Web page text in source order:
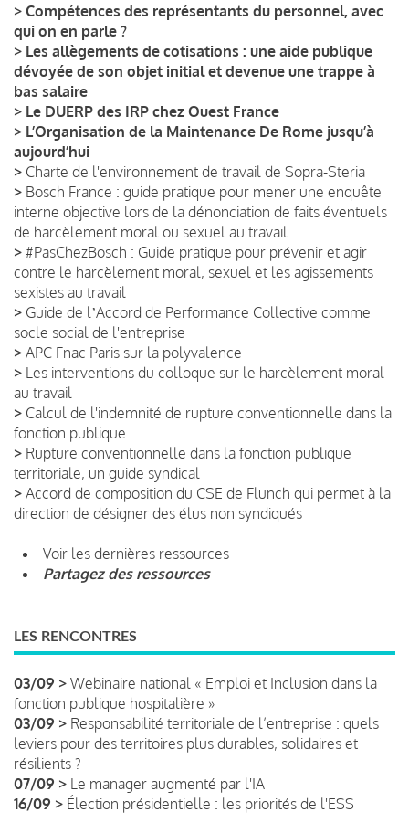
> Compétences des représentants du personnel, avec
qui on en parle ?
> Les allègements de cotisations : une aide publique
dévoyée de son objet initial et devenue une trappe à
bas salaire
> Le DUERP des IRP chez Ouest France
> L’Organisation de la Maintenance De Rome jusqu’à
aujourd’hui
> Charte de l'environnement de travail de Sopra-Steria
> Bosch France : guide pratique pour mener une enquête
interne objective lors de la dénonciation de faits éventuels
de harcèlement moral ou sexuel au travail
> #PasChezBosch : Guide pratique pour prévenir et agir
contre le harcèlement moral, sexuel et les agissements
sexistes au travail
> Guide de lʼAccord de Performance Collective comme
socle social de l'entreprise
> APC Fnac Paris sur la polyvalence
> Les interventions du colloque sur le harcèlement moral
au travail
> Calcul de l'indemnité de rupture conventionnelle dans la
fonction publique
> Rupture conventionnelle dans la fonction publique
territoriale, un guide syndical
> Accord de composition du CSE de Flunch qui permet à la
direction de désigner des élus non syndiqués
Voir les dernières ressources
Partagez des ressources
LES RENCONTRES
03/09 > Webinaire national « Emploi et Inclusion dans la
fonction publique hospitalière »
03/09 > Responsabilité territoriale de l’entreprise : quels
leviers pour des territoires plus durables, solidaires et
résilients ?
07/09 > Le manager augmenté par l'IA
16/09 > Élection présidentielle : les priorités de l'ESS